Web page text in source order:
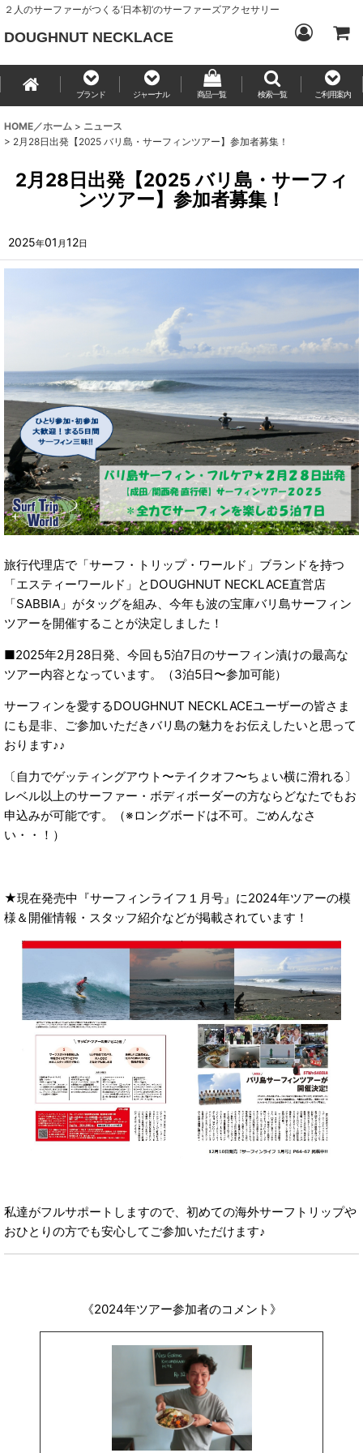
２人のサーファーがつくる‘日本初’のサーファーズアクセサリー
DOUGHNUT NECKLACE
ブランド ジャーナル 商品一覧 検索一覧 ご利用案内
HOME／ホーム > ニュース
> 2月28日出発【2025 バリ島・サーフィンツアー】参加者募集！
2月28日出発【2025 バリ島・サーフィ
ンツアー】参加者募集！
2025年01 月12日
旅行代理店で「サーフ・トリップ・ワールド」ブランドを持つ
「エスティーワールド」とDOUGHNUT NECKLACE直営店
「SABBIA」がタッグを組み、今年も波の宝庫バリ島サーフィン
ツアーを開催することが決定しました！
■2025年2月28日発、今回も5泊7日のサーフィン漬けの最高な
ツアー内容となっています。（3泊5日〜参加可能）
サーフィンを愛するDOUGHNUT NECKLACEユーザーの皆さま
にも是非、ご参加いただきバリ島の魅力をお伝えしたいと思って
おります♪♪
〔自力でゲッティングアウト〜テイクオフ〜ちょい横に滑れる〕
レベル以上のサーファー・ボディボーダーの方ならどなたでもお
申込みが可能です。（※ロングボードは不可。ごめんなさ
い・・！）
★現在発売中『サーフィンライフ１月号』に2024年ツアーの模
様＆開催情報・スタッフ紹介などが掲載されています！
私達がフルサポートしますので、初めての海外サーフトリップや
おひとりの方でも安心してご参加いただけます♪
《2024年ツアー参加者のコメント》